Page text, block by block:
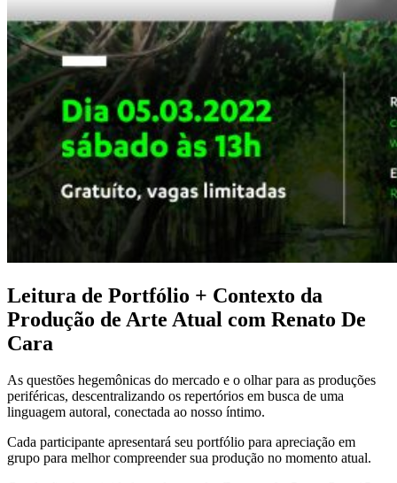
Leitura de Portfólio + Contexto da
Produção de Arte Atual com Renato De
Cara
As questões hegemônicas do mercado e o olhar para as produções
periféricas, descentralizando os repertórios em busca de uma
linguagem autoral, conectada ao nosso íntimo.
Cada participante apresentará seu portfólio para apreciação em
grupo para melhor compreender sua produção no momento atual.